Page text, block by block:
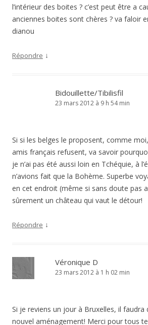
l’intérieur des boites ? c’est peut être a
anciennes boites sont chères ? va faloir
dianou
Répondre ↓
Bidouillette/Tibilisfil
23 mars 2012 à 9 h 54 min
Si si les belges le proposent, comme
amis français refusent, va savoir
je n’ai pas été aussi loin en Tchéquie, à
n’avions fait que la Bohème. Superbe
en cet endroit (même si sans doute pas
sûrement un château qui vaut le détour!
Répondre ↓
Véronique D
23 mars 2012 à 1 h 02 min
Si je reviens un jour à Bruxelles, il faudra
nouvel aménagement! Merci pour tous